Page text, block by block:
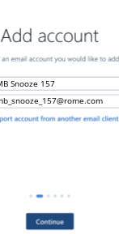
Snooze 157